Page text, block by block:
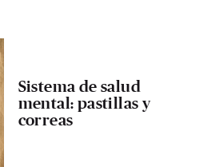
Sistema de salud
mental: pastillas y
correas